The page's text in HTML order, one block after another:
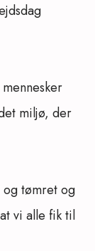
miljø, der
tømret og
vi alle fik til